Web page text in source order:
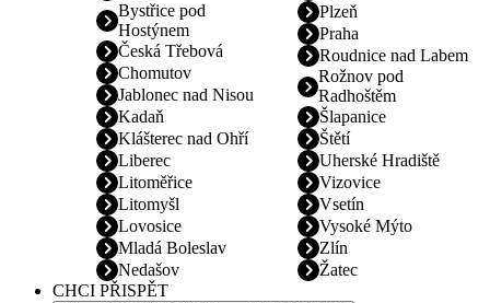
Bystřice pod
Hostýnem
Česká Třebová
Chomutov
Jablonec nad Nisou
Kadaň
Klášterec nad Ohří
Liberec
Litoměřice
Litomyšl
Lovosice
Mladá Boleslav
Nedašov
Plzeň
Praha
Roudnice nad Labem
Rožnov pod
Radhoštěm
Šlapanice
Štětí
Uherské Hradiště
Vizovice
Vsetín
Vysoké Mýto
Zlín
Žatec
CHCI PŘISPĚT